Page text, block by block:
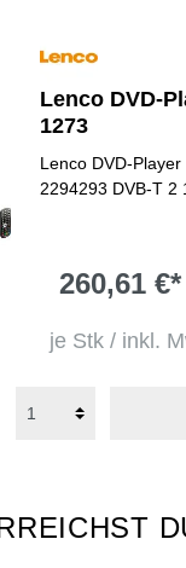
Lenco DVD-
1273
Lenco DVD-Player
2294293 DVB-T 2
260,61 €*
je Stk / inkl.